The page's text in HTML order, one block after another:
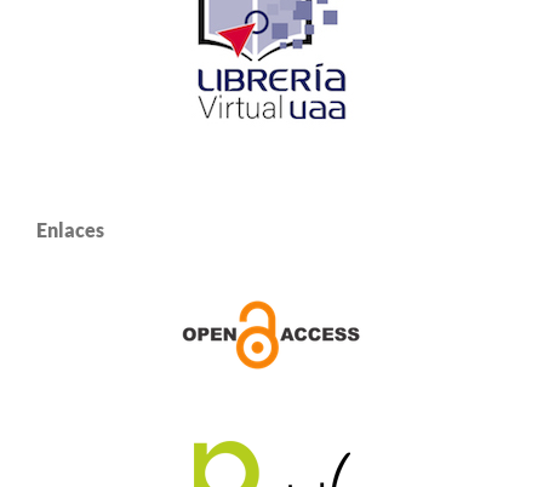
Enlaces